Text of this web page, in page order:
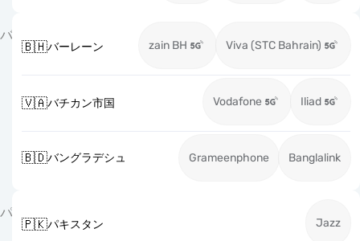
バ
🇧🇭バーレーン zain BH Viva (STC Bahrain)
🇻🇦バチカン市国 Vodafone Iliad
🇧🇩バングラデシュ Grameenphone Banglalink
パ
🇵🇰パキスタン Jazz